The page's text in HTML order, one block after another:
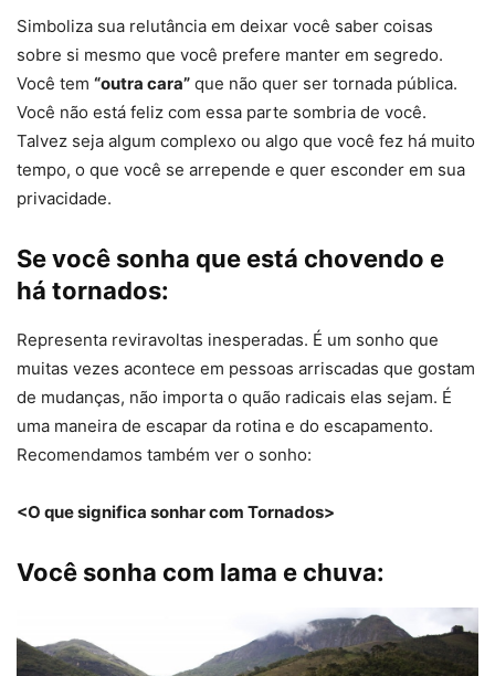
Simboliza sua relutância em deixar você saber coisas
sobre si mesmo que você prefere manter em segredo.
Você tem “outra cara” que não quer ser tornada pública.
Você não está feliz com essa parte sombria de você.
Talvez seja algum complexo ou algo que você fez há muito
tempo, o que você se arrepende e quer esconder em sua
privacidade.
Se você sonha que está chovendo e
há tornados:
Representa reviravoltas inesperadas. É um sonho que
muitas vezes acontece em pessoas arriscadas que gostam
de mudanças, não importa o quão radicais elas sejam. É
uma maneira de escapar da rotina e do escapamento.
Recomendamos também ver o sonho:
<O que significa sonhar com Tornados>
Você sonha com lama e chuva: